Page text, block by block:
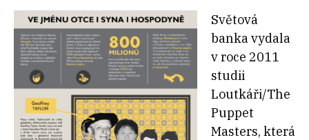
Světová
banka vydala
v roce 2011
studii
Loutkáři/The
Puppet
Masters, která